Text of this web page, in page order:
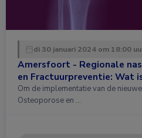
di 30 januari 2024 om 18:00
Amersfoort - Regionale
en Fractuurpreventie: Wat
Om de implementatie van de
Osteoporose en …